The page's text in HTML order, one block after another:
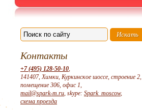
Контакты
+7 (495) 128-50-10,
141407, Химки, Куркинское шоссе, строение 2,
помещение 306, офис 1,
mail@spark-m.ru, skype: Spark_moscow,
схема проезда